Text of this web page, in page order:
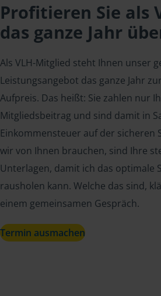
Profitieren Sie als
das ganze Jahr
Als VLH-Mitglied steht Ihnen unser
Leistungsangebot das ganze Jahr
Aufpreis. Das heißt: Sie zahlen nur
Mitgliedsbeitrag und sind damit in
Einkommensteuer auf der sicheren
wir von Ihnen brauchen, sind Ihre
Unterlagen, damit ich das optimale
rausholen kann. Welche das sind,
einem gemeinsamen Gespräch.
Termin ausmachen